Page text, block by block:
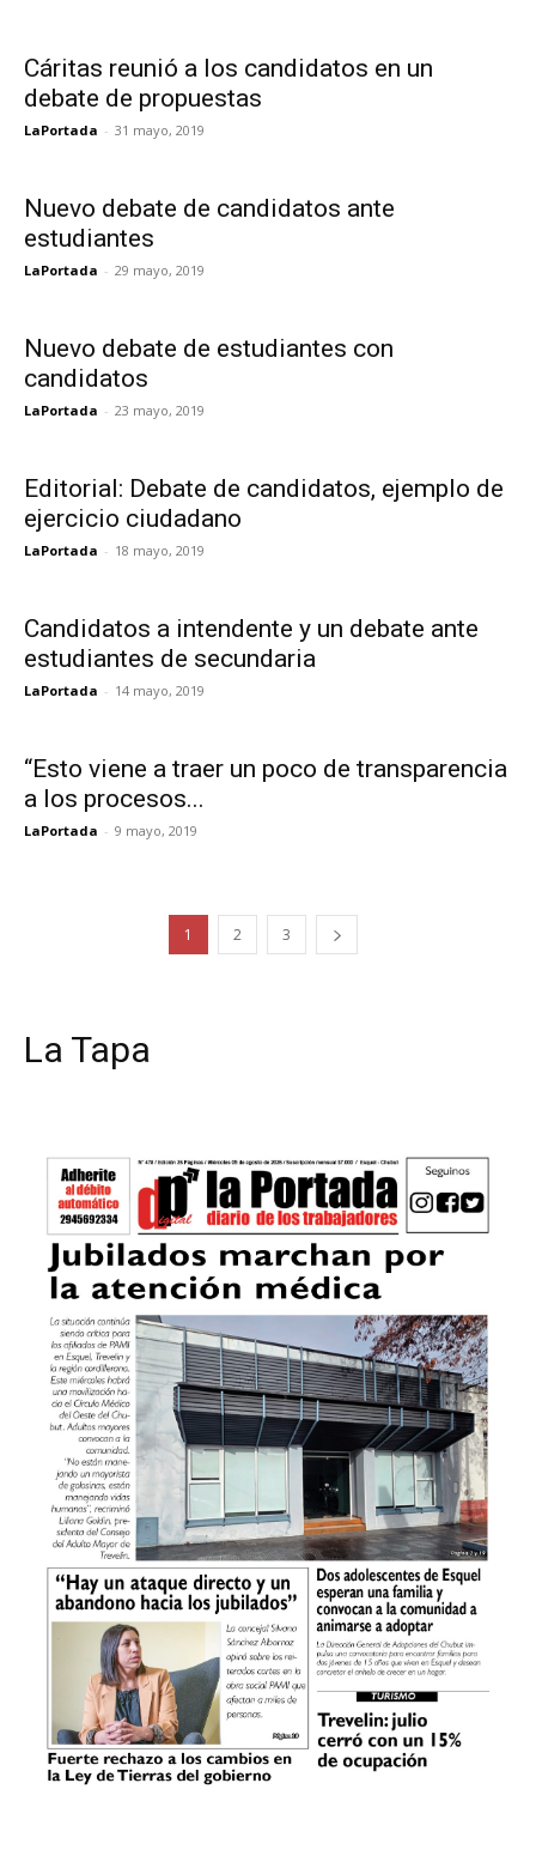
Cáritas reunió a los candidatos en un
debate de propuestas
LaPortada - 31 mayo, 2019
Nuevo debate de candidatos ante
estudiantes
LaPortada - 29 mayo, 2019
Nuevo debate de estudiantes con
candidatos
LaPortada - 23 mayo, 2019
Editorial: Debate de candidatos, ejemplo de
ejercicio ciudadano
LaPortada - 18 mayo, 2019
Candidatos a intendente y un debate ante
estudiantes de secundaria
LaPortada - 14 mayo, 2019
“Esto viene a traer un poco de transparencia
a los procesos...
LaPortada - 9 mayo, 2019
1 2 3
La Tapa